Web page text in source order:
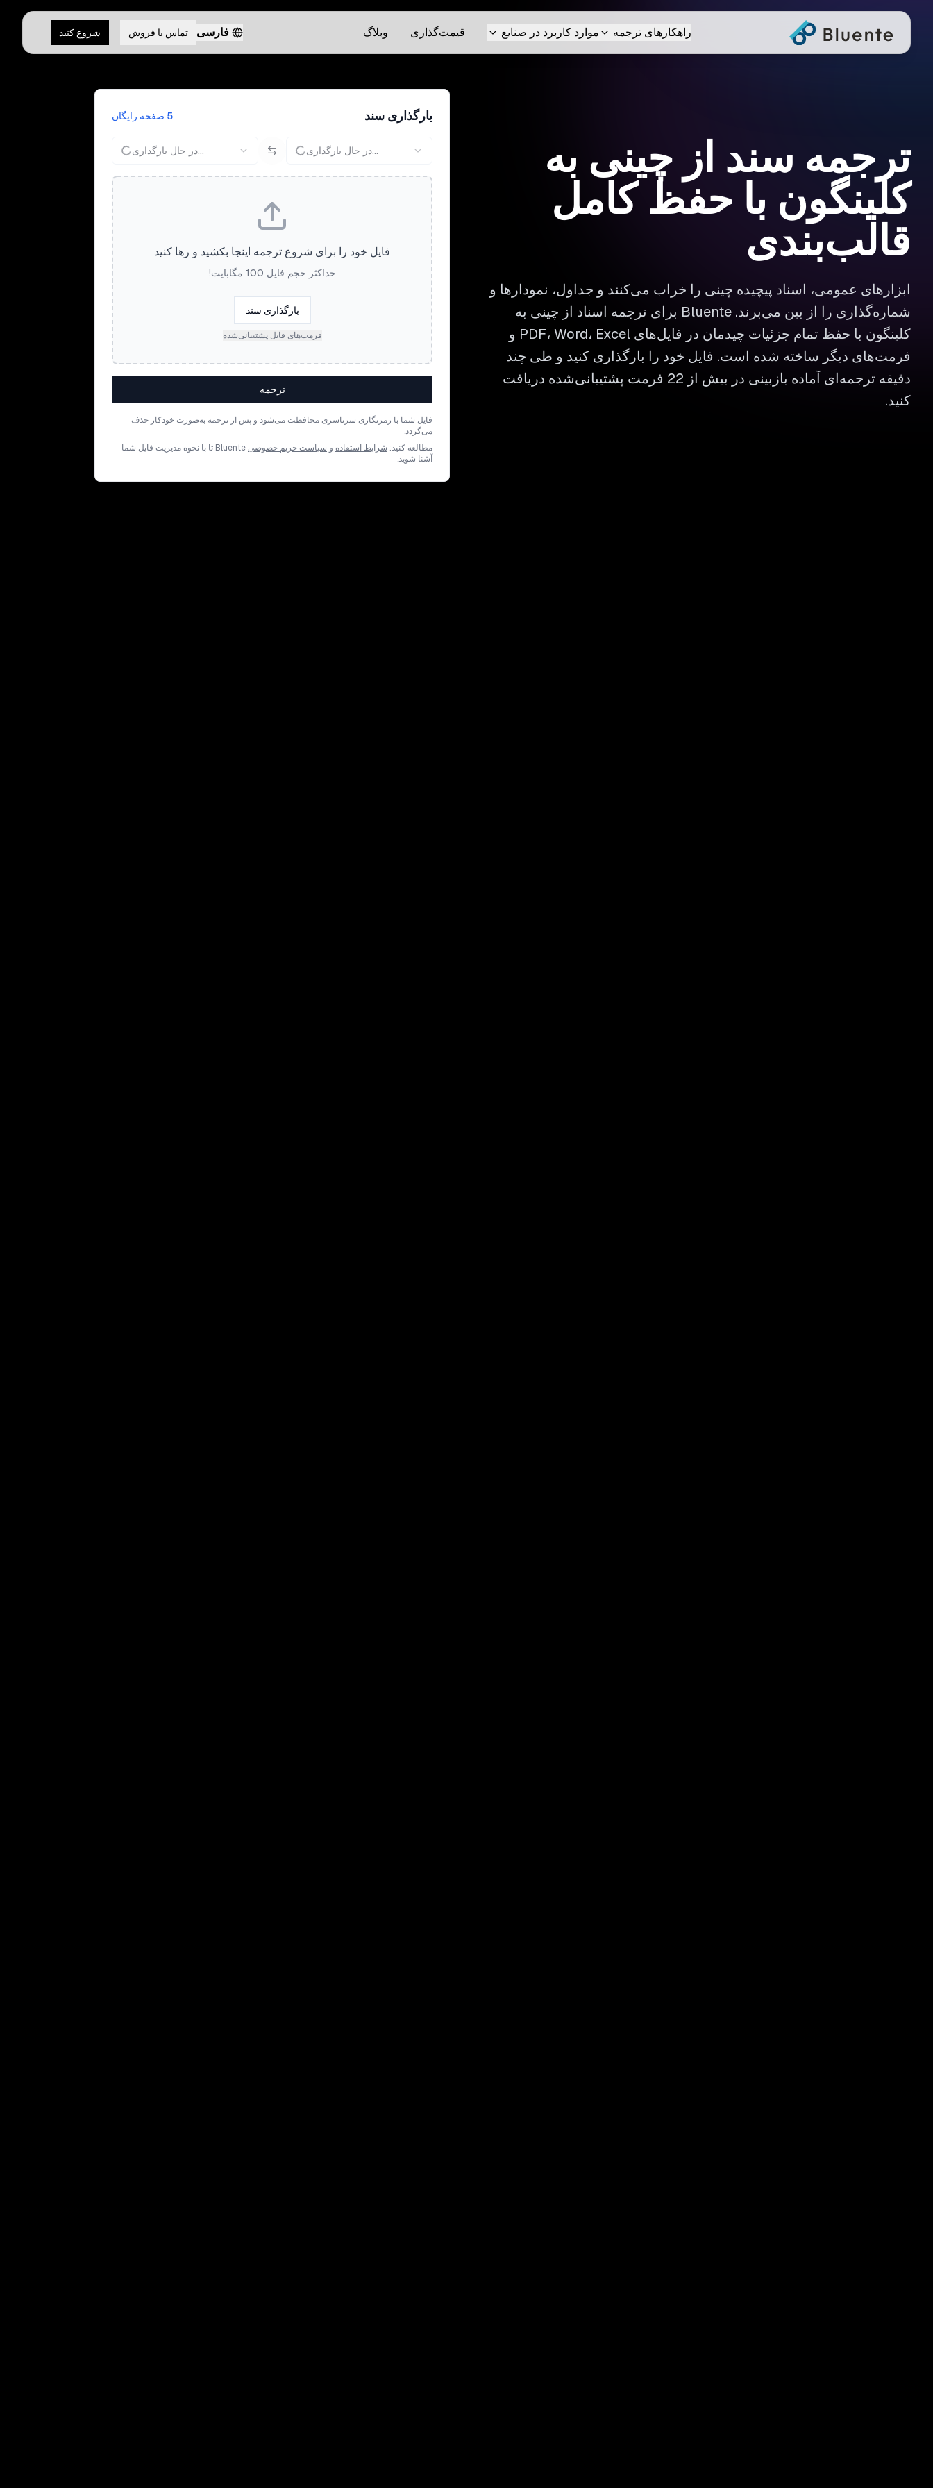
راهکارهای ترجمه موارد کاربرد در صنایع قیمت‌گذاری وبلاگ فارسی تماس با فروش شروع کنید
ترجمه سند از چینی به
کلینگون با حفظ کامل
قالب‌بندی
ابزارهای عمومی، اسناد پیچیده چینی را خراب می‌کنند و جداول، نمودارها و
شماره‌گذاری را از بین می‌برند. Bluente برای ترجمه اسناد از چینی به
کلینگون با حفظ تمام جزئیات چیدمان در فایل‌های PDF، Word، Excel و
فرمت‌های دیگر ساخته شده است. فایل خود را بارگذاری کنید و طی چند
دقیقه ترجمه‌ای آماده بازبینی در بیش از 22 فرمت پشتیبانی‌شده دریافت
کنید.
بارگذاری سند 5 صفحه رایگان
در حال بارگذاری... در حال بارگذاری...
فایل خود را برای شروع ترجمه اینجا بکشید و رها کنید
حداکثر حجم فایل 100 مگابایت!
بارگذاری سند
فرمت‌های فایل پشتیبانی‌شده
ترجمه
فایل شما با رمزنگاری سرتاسری محافظت می‌شود و پس از ترجمه به‌صورت خودکار حذف
می‌گردد.
مطالعه کنید: شرایط استفاده و سیاست حریم خصوصی
Bluente تا با نحوه مدیریت فایل شما
آشنا شوید.